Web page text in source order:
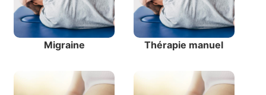
Migraine Thérapie manuel